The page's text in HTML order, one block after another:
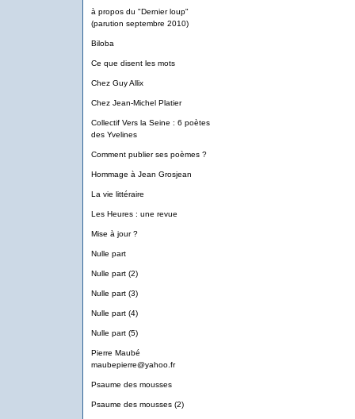
à propos du "Dernier loup"
(parution septembre 2010)
Biloba
Ce que disent les mots
Chez Guy Allix
Chez Jean-Michel Platier
Collectif Vers la Seine : 6 poètes
des Yvelines
Comment publier ses poèmes ?
Hommage à Jean Grosjean
La vie littéraire
Les Heures : une revue
Mise à jour ?
Nulle part
Nulle part (2)
Nulle part (3)
Nulle part (4)
Nulle part (5)
Pierre Maubé
maubepierre@yahoo.fr
Psaume des mousses
Psaume des mousses (2)